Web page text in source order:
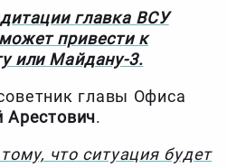
главка ВСУ
привести к
или Майдану-3.
главы Офиса
Арестович.
что ситуация будет